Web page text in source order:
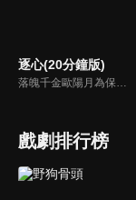
逐心(20分鐘版)
落魄千金歐陽月為保住洋行，查明父親死因，讓處心積慮接觸自己的秦霽風成為了自己的保鏢，對其日漸生情。與自己的青梅竹馬未婚夫梁嘉昊逐漸疏遠，正當兩人要攜手對抗黑暗時，不料真相揭開，兩人站在了對立面，一場虐心三角戀逐漸拉開帷幕...
戲劇排行榜